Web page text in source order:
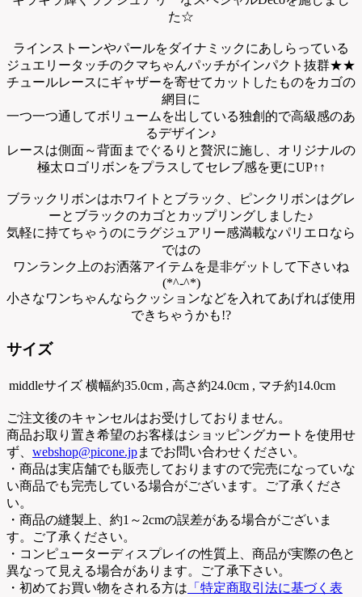
た☆
ラインストーンやパールをダイナミックにあしらっている
ジュエリータッチのクマちゃんパッチがインパクト抜群★★
チュールレースにギャザーを寄せてカットしたものをカゴの
網目に
一つ一つ通してボリュームを出している独創的で高級感のあ
るデザイン♪
レースは側面～背面までぐるりと贅沢に施し、オリジナルの
極太ロゴリボンをプラスしてセレブ感を更にUP↑↑
ブラックリボンはホワイトとブラック、ピンクリボンはグレ
ーとブラックのカゴとカップリングしました♪
気軽に持てちゃうのにラグジュアリー感満載なパリエロなら
ではの
ワンランク上のお洒落アイテムを是非ゲットして下さいね
(*^-^*)
小さなワンちゃんならクッションなどを入れてあげれば使用
できちゃうかも!?
サイズ
middleサイズ 横幅約35.0cm , 高さ約24.0cm , マチ約14.0cm
ご注文後のキャンセルはお受けしておりません。
商品お取り置き希望のお客様はショッピングカートを使用せ
ず、 webshop@picone.jpまでお問い合わせください。
・商品は実店舗でも販売しておりますので完売になっていな
い商品でも完売している場合がございます。ご了承くださ
い。
・商品の縫製上、約1～2cmの誤差がある場合がございま
す。ご了承ください。
・コンピューターディスプレイの性質上、商品が実際の色と
異なって見える場合があります。ご了承下さい。
・初めてお買い物をされる方は 「特定商取引法に基づく表